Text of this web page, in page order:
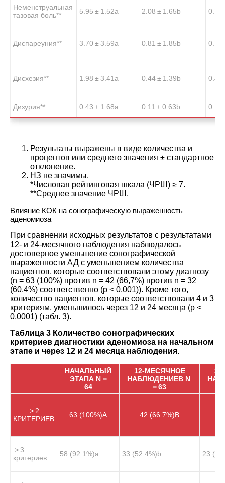
Неменструальная
тазовая боль**
5.95 ± 1.52a 2.08 ± 1.65b 0.79
Диспареуния** 3.70 ± 3.59a 0.81 ± 1.85b 0.70
Дисхезия** 1.98 ± 3.41a 0.44 ± 1.39b 0.45
Дизурия** 0.43 ± 1.68a 0.11 ± 0.63b 0.13
Результаты выражены в виде количества и
процентов или среднего значения ± стандартное
отклонение.
НЗ не значимы.
*Числовая рейтинговая шкала (ЧРШ) ≥ 7.
**Среднее значение ЧРШ.
Влияние КОК на сонографическую выраженность
аденомиоза
При сравнении исходных результатов с результатами
12- и 24-месячного наблюдения наблюдалось
достоверное уменьшение сонографической
выраженности АД с уменьшением количества
пациентов, которые соответствовали этому диагнозу
(n = 63 (100%) против n = 42 (66,7%) против n = 32
(60,4%) соответственно (p < 0,001)). Кроме того,
количество пациентов, которые соответствовали 4 и 3
критериям, уменьшилось через 12 и 24 месяца (p <
0,0001) (табл. 3).
Таблица 3 Количество сонографических
критериев диагностики аденомиоза на начальном
этапе и через 12 и 24 месяца наблюдения.
НАЧАЛЬНЫЙ
ЭТАПАN =
64
12-МЕСЯЧНОЕ
НАБЛЮДЕНИЕB N
= 63
> 2
КРИТЕРИЕВ
63 (100%)A 42 (66.7%)B
> 3
критериев
58 (92.1%)a 33 (52.4%)b 23